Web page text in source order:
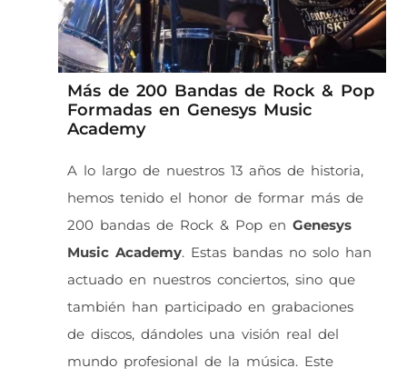
Más de 200 Bandas de Rock & Pop
Formadas en Genesys Music
Academy
A lo largo de nuestros 13 años de historia,
hemos tenido el honor de formar más de
200 bandas de Rock & Pop en Genesys
Music Academy. Estas bandas no solo han
actuado en nuestros conciertos, sino que
también han participado en grabaciones
de discos, dándoles una visión real del
mundo profesional de la música. Este